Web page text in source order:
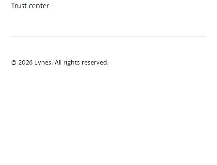
Trust center
© 2026 Lynes. All rights reserved.